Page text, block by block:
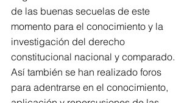
de las buenas secuelas de este
momento para el conocimiento y la
investigación del derecho
constitucional nacional y comparado.
Así también se han realizado foros
para adentrarse en el conocimiento,